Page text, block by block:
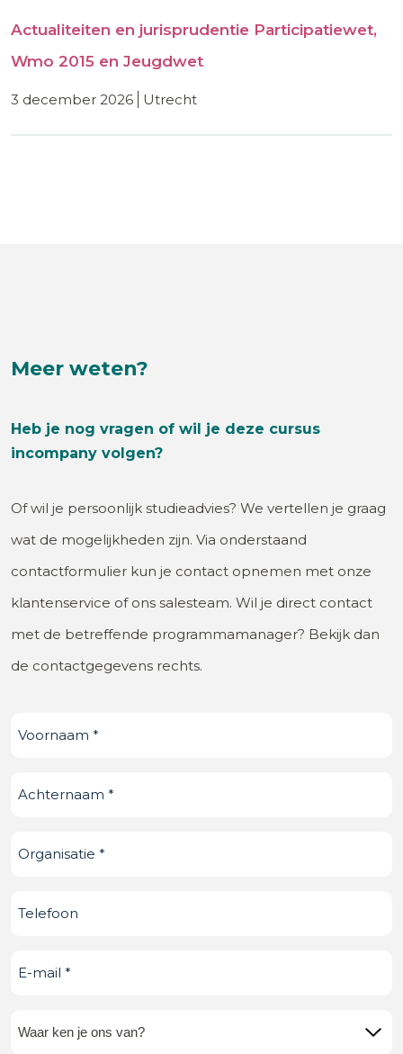
Actualiteiten en jurisprudentie Participatiewet,
Wmo 2015 en Jeugdwet
3 december 2026 utrecht
Meer weten?
Heb je nog vragen of wil je deze cursus
incompany volgen?
Of wil je persoonlijk studieadvies? We vertellen je graag
wat de mogelijkheden zijn. Via onderstaand
contactformulier kun je contact opnemen met onze
klantenservice of ons salesteam. Wil je direct contact
met de betreffende programmamanager? Bekijk dan
de contactgegevens rechts.
Voornaam (Vereist)
Achternaam (Vereist)
Organisatie(Vereist)
Telefoonnummer
E-
Waar